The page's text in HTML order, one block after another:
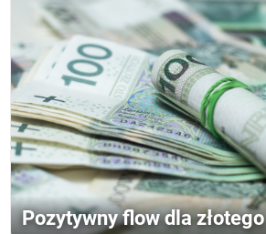
Pozytywny flow dla złotego